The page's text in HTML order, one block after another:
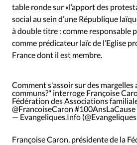
table ronde sur «l’apport des
social au sein d’une République
à double titre : comme responsable
comme prédicateur laïc de l’Eglise
France dont il est membre.
Comment s'assoir sur des margelles
communs?" interroge Françoise
Fédération des Associations
@FrancoiseCaron #100AnsLaCause
— Evangeliques.Info
Françoise Caron, présidente de la